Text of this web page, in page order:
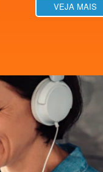
VEJA MAIS